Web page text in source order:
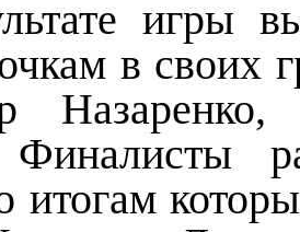
игры
в своих
итогам